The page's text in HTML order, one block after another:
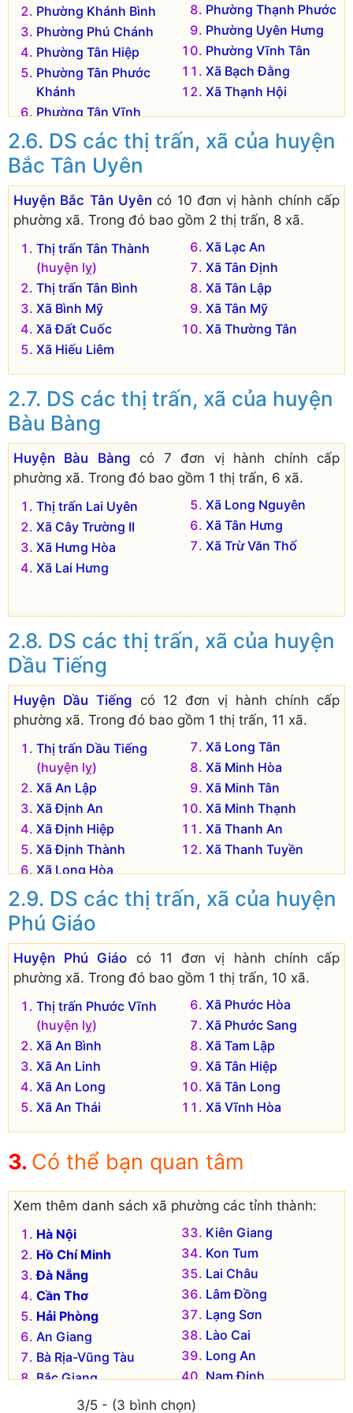
Phường Khánh Bình
Phường Phú Chánh
Phường Tân Hiệp
Phường Tân Phước
Khánh
Phường Tân Vĩnh
Hiệp
Phường Thạnh Phước
Phường Uyên Hưng
Phường Vĩnh Tân
Xã Bạch Đằng
Xã Thạnh Hội
DS các thị trấn, xã của huyện
Bắc Tân Uyên
Huyện Bắc Tân Uyên có 10 đơn vị hành chính cấp
phường xã. Trong đó bao gồm 2 thị trấn, 8 xã.
Thị trấn Tân Thành
(huyện lỵ)
Thị trấn Tân Bình
Xã Bình Mỹ
Xã Đất Cuốc
Xã Hiếu Liêm
Xã Lạc An
Xã Tân Định
Xã Tân Lập
Xã Tân Mỹ
Xã Thường Tân
DS các thị trấn, xã của huyện
Bàu Bàng
Huyện Bàu Bàng có 7 đơn vị hành chính cấp
phường xã. Trong đó bao gồm 1 thị trấn, 6 xã.
Thị trấn Lai Uyên
Xã Cây Trường II
Xã Hưng Hòa
Xã Lai Hưng
Xã Long Nguyên
Xã Tân Hưng
Xã Trừ Văn Thố
DS các thị trấn, xã của huyện
Dầu Tiếng
Huyện Dầu Tiếng có 12 đơn vị hành chính cấp
phường xã. Trong đó bao gồm 1 thị trấn, 11 xã.
Thị trấn Dầu Tiếng
(huyện lỵ)
Xã An Lập
Xã Định An
Xã Định Hiệp
Xã Định Thành
Xã Long Hòa
Xã Long Tân
Xã Minh Hòa
Xã Minh Tân
Xã Minh Thạnh
Xã Thanh An
Xã Thanh Tuyền
DS các thị trấn, xã của huyện
Phú Giáo
Huyện Phú Giáo có 11 đơn vị hành chính cấp
phường xã. Trong đó bao gồm 1 thị trấn, 10 xã.
Thị trấn Phước Vĩnh
(huyện lỵ)
Xã An Bình
Xã An Linh
Xã An Long
Xã An Thái
Xã Phước Hòa
Xã Phước Sang
Xã Tam Lập
Xã Tân Hiệp
Xã Tân Long
Xã Vĩnh Hòa
Có thể bạn quan tâm
Xem thêm danh sách xã phường các tỉnh thành:
Hà Nội
Hồ Chí Minh
Đà Nẵng
Cần Thơ
Hải Phòng
An Giang
Bà Rịa-Vũng Tàu
Bắc Giang
Bắc Kạn
Kiên Giang
Kon Tum
Lai Châu
Lâm Đồng
Lạng Sơn
Lào Cai
Long An
Nam Định
3/5 - (3 bình chọn)